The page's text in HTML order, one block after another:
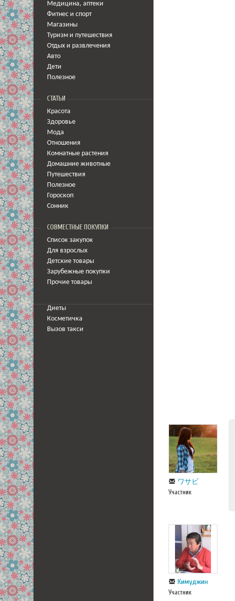
Медицина, аптеки
Фитнес и спорт
Магазины
Туризм и путешествия
Отдых и развлечения
Авто
Дети
Полезное
СТАТЬИ
Красота
Здоровье
Мода
Отношения
Комнатные растения
Домашние животные
Путешествия
Полезное
Гороскоп
Сонник
СОВМЕСТНЫЕ ПОКУПКИ
Список закупок
Для взрослых
Детские товары
Зарубежные покупки
Прочие товары
Диеты
Косметичка
Вызов такси
ワサビ
Участник
Кимуджин
Участник